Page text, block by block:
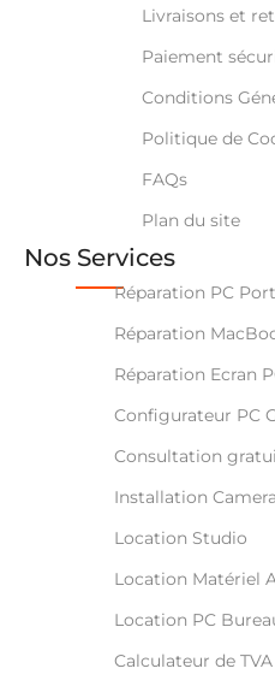
Livraisons et
Paiement
Conditions
Politique de
FAQs
Plan du site
Nos Services
Réparation PC
Réparation
Réparation Ecran
Configurateur PC
Consultation
Installation
Location Studio
Location Matériel
Location PC
Calculateur de